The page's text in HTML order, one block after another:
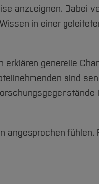
anzueignen. Dabei
in einer
erklären generelle
sind
angesprochen fühlen.